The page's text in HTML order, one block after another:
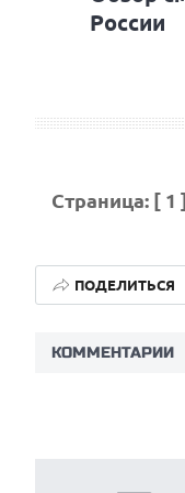
России
Страница: [ 1 ]
ПОДЕЛИТЬСЯ
КОММЕНТАРИИ